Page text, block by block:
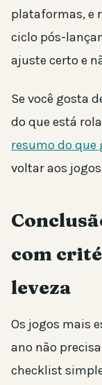
plataformas, e
ciclo pós-
ajuste certo e
Se você gosta
do que está
resumo do que
voltar aos
com
leveza
Os jogos mais
ano não
checklist